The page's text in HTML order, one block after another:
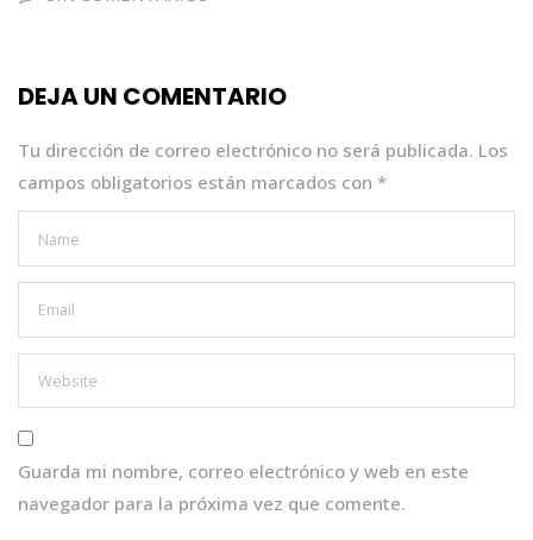
o
k
p
DEJA UN COMENTARIO
Tu dirección de correo electrónico no será publicada. Los
campos obligatorios están marcados con *
Guarda mi nombre, correo electrónico y web en este
navegador para la próxima vez que comente.